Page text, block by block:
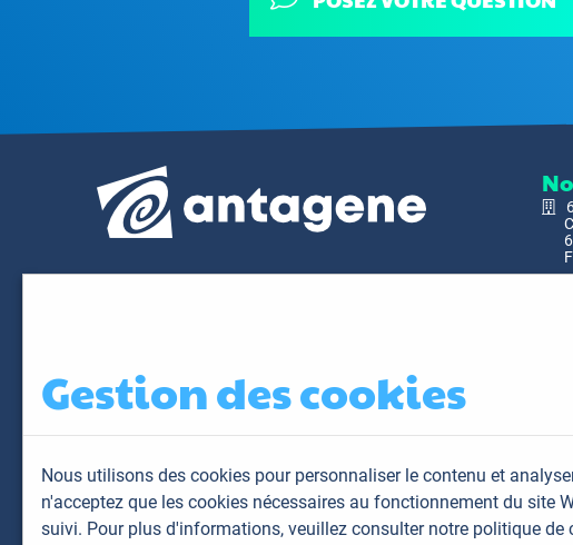
Gestion des cookies
Nous utilisons des cookies pour personnaliser le contenu et
n'acceptez que les cookies nécessaires au fonctionnement du site
suivi. Pour plus d'informations, veuillez consulter notre politique de